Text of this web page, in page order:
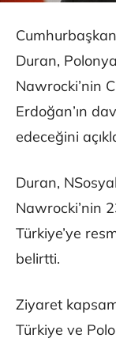
Duran,
Nawrocki’nin
Erdoğan’ın
edeceğini
Duran,
Nawrocki’nin
Türkiye’ye
belirtti.
Ziyaret
Türkiye ve